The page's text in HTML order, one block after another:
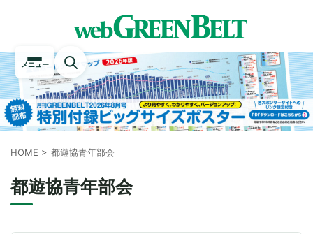
メニュー
HOME > 都遊協青年部会
都遊協青年部会